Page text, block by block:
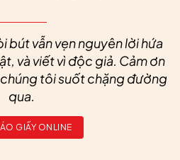
bút vẫn vẹn nguyên lời hứa
và viết vì độc giả. Cảm ơn
tôi suốt chặng đường
qua.
GIẤY ONLINE